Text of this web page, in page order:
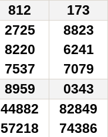
812 173
2725
8220
7537
8823
6241
7079
8959 0343
44882
57218
82849
74386